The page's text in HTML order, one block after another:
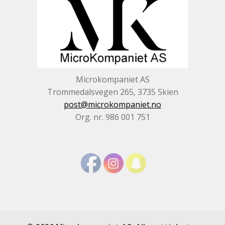
Microkompaniet AS
Trommedalsvegen 265, 3735 Skien
post@microkompaniet.no
Org. nr. 986 001 751